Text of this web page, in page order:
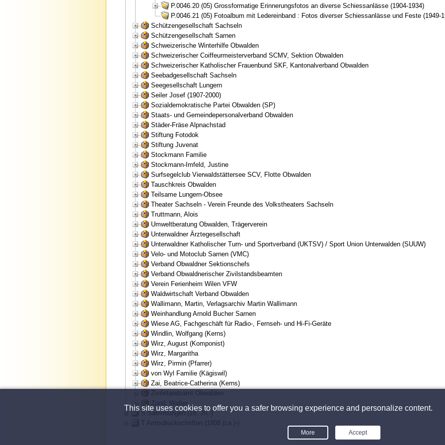
P.0046.20 (05) Grossformatige Erinnerungsfotos an diverse Schiessanlässe (1904-1934)
P.0046.21 (05) Fotoalbum mit Ledereinband : Fotos diverser Schiessanlässe und Feste (1949-
Schützengesellschaft Sachseln
Schützengesellschaft Sarnen
Schweizerische Winterhilfe Obwalden
Schweizerischer Coiffeurmeisterverband SCMV, Sektion Obwalden
Schweizerischer Katholischer Frauenbund SKF, Kantonalverband Obwalden
Seebadgesellschaft Sachseln
Seegesellschaft Lungern
Seiler Josef (1907-2000)
Sozialdemokratische Partei Obwalden (SP)
Staats- und Gemeindepersonalverband Obwalden
Städer-Fräse Alpnachstad
Stiftung Fotodok
Stiftung Juvenat
Stockmann Familie
Stockmann-Imfeld, Justine
Surfsegelclub Vierwaldstättersee SCV, Flotte Obwalden
Tauschkreis Obwalden
Teilsame Lungern-Obsee
Theater Sachseln - Verein Freunde des Volkstheaters Sachseln
Truttmann, Alois
Umweltberatung Obwalden, Trägerverein
Unterwaldner Ärztegesellschaft
Unterwaldner Katholischer Turn- und Sportverband (UKTSV) / Sport Union Unterwalden (SUUW)
Velo- und Motoclub Sarnen (VMC)
Verband Obwaldner Sektionschefs
Verband Obwaldnerischer Zivilstandsbeamten
Verein Ferienheim Wilen VFW
Waldwirtschaft Verband Obwalden
Wallimann, Martin, Verlagsarchiv Martin Wallimann
Weinhandlung Arnold Bucher Sarnen
Wiese AG, Fachgeschäft für Radio-, Fernseh- und Hi-Fi-Geräte
Windlin, Wolfgang (Kerns)
Wirz, August (Komponist)
Wirz, Margaritha
Wirz, Pirmin (Pfarrer)
von Wyl Familie (Kägiswil)
Zai, Beatrice-Catherina (Kerns)
Zivilstandsamt Obwalden
Zünd, Walter
S Sammlungen (18. Jh.-)
T Amtsdruckschriften (1808 (ca.)-)
This site uses cookies to offer you a safer browsing experience and personalize content.
More Accept